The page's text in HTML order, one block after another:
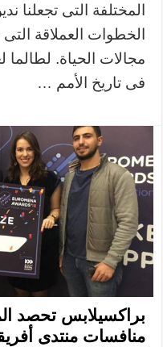
المختلفة التى تجعلنا
الخطوات العملاقة
مجالات الحياة. لطالما
فى تاريخ الأمم …
براكسيلابس تحصد